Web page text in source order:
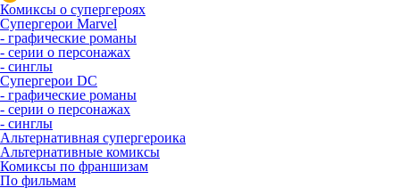
Комиксы о супергероях
Супергерои Marvel
- графические романы
- серии о персонажах
- синглы
Супергерои DC
- графические романы
- серии о персонажах
- синглы
Альтернативная супергероика
Альтернативные комиксы
Комиксы по франшизам
По фильмам